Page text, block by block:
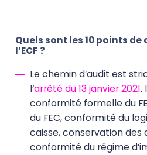
Quels sont les 10 points
l’ECF ?
Le chemin d’audit est
l’arrêté du 13 janvier 2021.
conformité formelle du
du FEC, conformité du
caisse, conservation des
conformité du régime